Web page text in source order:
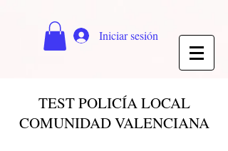
Iniciar sesión
TEST POLICÍA LOCAL
COMUNIDAD VALENCIANA